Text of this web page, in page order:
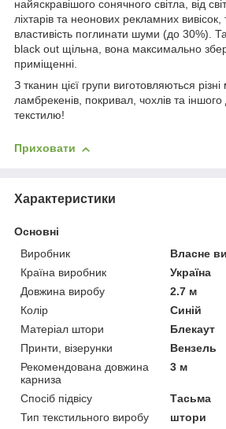
найяскравішого сонячного світла, від
ліхтарів та неонових рекламних
властивість поглинати шуми (до 30%).
black out щільна, вона максимально
приміщенні.
З тканин цієї групи виготовляються
ламбрекенів, покривал, чохлів та
текстилю!
Приховати
Характеристики
Основні
Виробник
Власне
Країна виробник
Україна
Довжина виробу
2.7 м
Колір
Синій
Матеріал штори
Блекаут
Принти, візерунки
Вензель
Рекомендована довжина
карниза
3 м
Спосіб підвісу
Тасьма
Тип текстильного виробу
штори